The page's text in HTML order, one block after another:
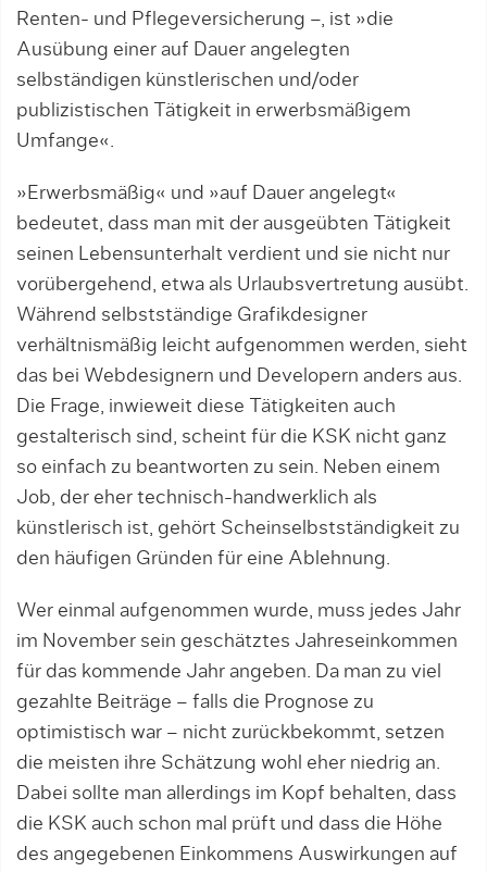
Renten- und Pflegeversicherung –, ist »die
Ausübung einer auf Dauer angelegten
selbständigen künstlerischen und/oder
publizistischen Tätigkeit in erwerbsmäßigem
Umfange«.
»Erwerbsmäßig« und »auf Dauer angelegt«
bedeutet, dass man mit der ausgeübten Tätigkeit
seinen Lebensunterhalt verdient und sie nicht nur
vorübergehend, etwa als Urlaubsvertretung ausübt.
Während selbstständige Grafikdesigner
verhältnismäßig leicht aufgenommen werden, sieht
das bei Webdesignern und Developern anders aus.
Die Frage, inwieweit diese Tätigkeiten auch
gestalterisch sind, scheint für die KSK nicht ganz
so einfach zu beantworten zu sein. Neben einem
Job, der eher technisch-handwerklich als
künstlerisch ist, gehört Scheinselbstständigkeit zu
den häufigen Gründen für eine Ablehnung.
Wer einmal aufgenommen wurde, muss jedes Jahr
im November sein geschätztes Jahreseinkommen
für das kommende Jahr angeben. Da man zu viel
gezahlte Beiträge – falls die Prognose zu
optimistisch war – nicht zurückbekommt, setzen
die meisten ihre Schätzung wohl eher niedrig an.
Dabei sollte man allerdings im Kopf behalten, dass
die KSK auch schon mal prüft und dass die Höhe
des angegebenen Einkommens Auswirkungen auf